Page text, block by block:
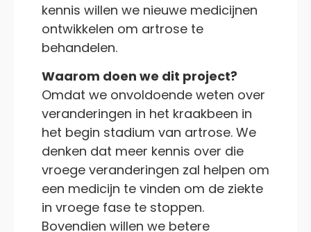
kennis willen we nieuwe medicijnen
ontwikkelen om artrose te
behandelen.
Waarom doen we dit project?
Omdat we onvoldoende weten over
veranderingen in het kraakbeen in
het begin stadium van artrose. We
denken dat meer kennis over die
vroege veranderingen zal helpen om
een medicijn te vinden om de ziekte
in vroege fase te stoppen.
Bovendien willen we betere